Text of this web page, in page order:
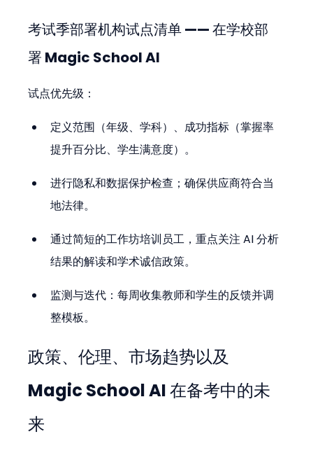
考试季部署机构试点清单 —— 在学校部
署 Magic School AI
试点优先级：
定义范围（年级、学科）、成功指标（掌握率
提升百分比、学生满意度）。
进行隐私和数据保护检查；确保供应商符合当
地法律。
通过简短的工作坊培训员工，重点关注 AI 分析
结果的解读和学术诚信政策。
监测与迭代：每周收集教师和学生的反馈并调
整模板。
政策、伦理、市场趋势以及
Magic School AI 在备考中的未
来